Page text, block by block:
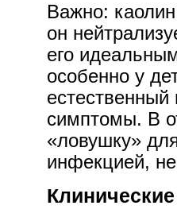
Важно:
он
его
особенно у
симптомы. В
«ловушку»
инфекцией,